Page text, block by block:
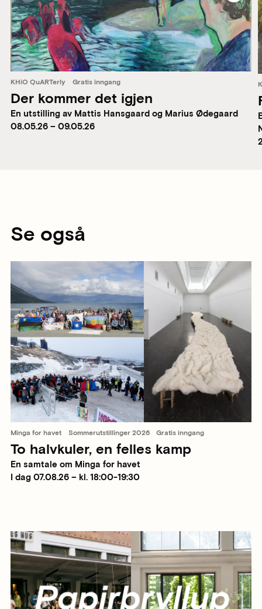
KHiO QuARTerly Gratis inngang
Der kommer det igjen
En utstilling av Mattis Hansgaard og Marius Ødegaard
08.05.26 – 09.05.26
Se også
Minga for havet Sommerutstillinger 2026 Gratis inngang
To halvkuler, en felles kamp
En samtale om Minga for havet
I dag 07.08.26 – kl. 18:00-19:30